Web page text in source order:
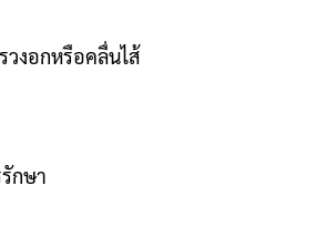
วงอกหรือคลื่นไส้
กษา